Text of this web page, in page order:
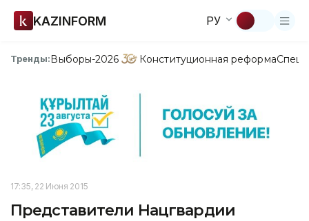
KAZINFORM РУ
Тренды:Выборы-2026 Конституционная реформа
17:35, 22 Июня 2015
Представители Нацгвардии